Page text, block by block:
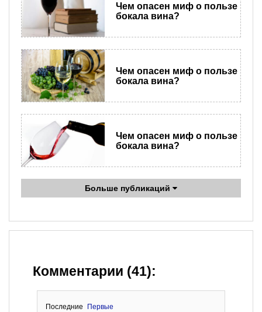
Чем опасен миф о пользе
бокала вина?
Чем опасен миф о пользе
бокала вина?
Чем опасен миф о пользе
бокала вина?
Больше публикаций
Комментарии (41):
Последние
Первые